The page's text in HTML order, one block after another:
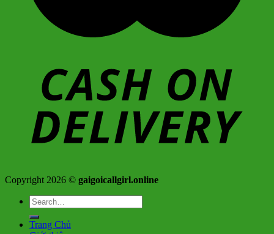
Copyright 2026 © gaigoicallgirl.online
Search
for:
Trang Chủ